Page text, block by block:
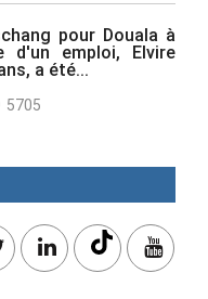
pour Douala à
d'un emploi, Elvire
a été...
5705